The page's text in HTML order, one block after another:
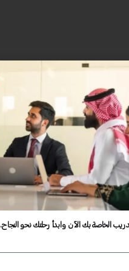
الخاصة بك الآن وابدأ رحلتك نحو النجاح.